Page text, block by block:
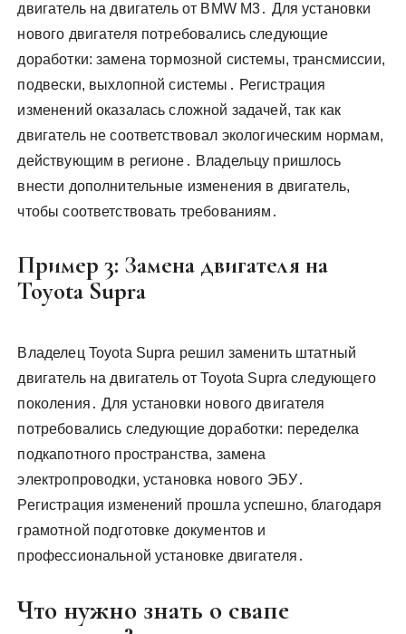
двигатель на двигатель от BMW M3․ Для установки
нового двигателя потребовались следующие
доработки: замена тормозной системы, трансмиссии,
подвески, выхлопной системы․ Регистрация
изменений оказалась сложной задачей, так как
двигатель не соответствовал экологическим нормам,
действующим в регионе․ Владельцу пришлось
внести дополнительные изменения в двигатель,
чтобы соответствовать требованиям․
Пример 3: Замена двигателя на
Toyota Supra
Владелец Toyota Supra решил заменить штатный
двигатель на двигатель от Toyota Supra следующего
поколения․ Для установки нового двигателя
потребовались следующие доработки: переделка
подкапотного пространства, замена
электропроводки, установка нового ЭБУ․
Регистрация изменений прошла успешно, благодаря
грамотной подготовке документов и
профессиональной установке двигателя․
Что нужно знать о свапе